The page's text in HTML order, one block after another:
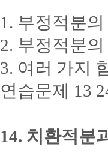
1. 부정적분
2. 부정적분의
3. 여러 가지
연습문제 13
14. 치환적분